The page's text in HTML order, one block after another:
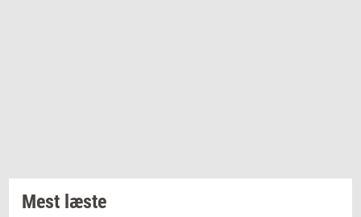
Mest læste